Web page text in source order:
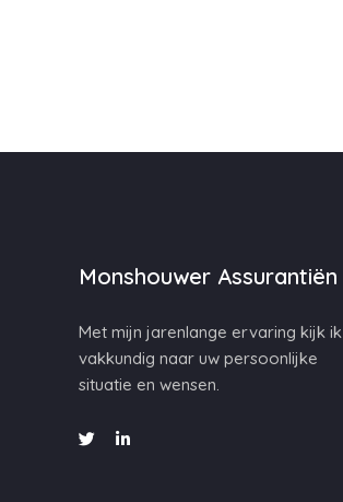
Monshouwer Assurantiën
Met mijn jarenlange ervaring kijk ik
vakkundig naar uw persoonlijke
situatie en wensen.